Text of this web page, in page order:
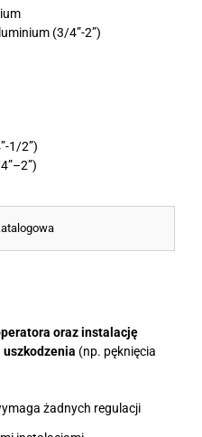
(3/4”-2”)
1/2”)
oraz instalację
(np. pęknięcia
żadnych regulacji